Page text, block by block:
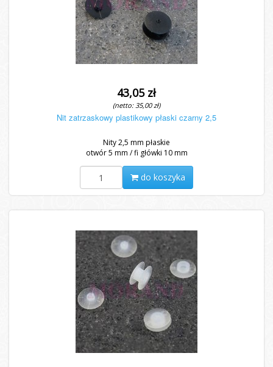
43,05 zł
(netto: 35,00 zł)
Nit zatrzaskowy plastikowy płaski czarny 2,5
Nity 2,5 mm płaskie
otwór 5 mm / fi główki 10 mm
do koszyka